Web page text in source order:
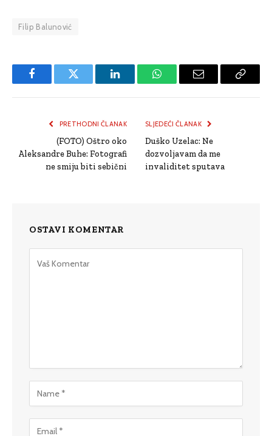
Filip Balunović
FacebookTwitter LinkedInWhatsAppEmail
Copy
PRETHODNI ČLANAK
(FOTO) Oštro oko
Aleksandre Buhe: Fotografi
ne smiju biti sebični
SLJEDEĆI ČLANAK
Duško Uzelac: Ne
dozvoljavam da me
invaliditet sputava
OSTAVI KOMENTAR